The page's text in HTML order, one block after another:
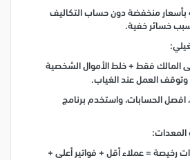
منخفضة دون حساب التكاليف
خسائر خفية.
المالك فقط + خلط الأموال الشخصية
وتوقف العمل عند الغياب.
افصل الحسابات، واستخدم برنامج
المعدات:
رخيصة = عملاء أقل + فواتير أعلى +